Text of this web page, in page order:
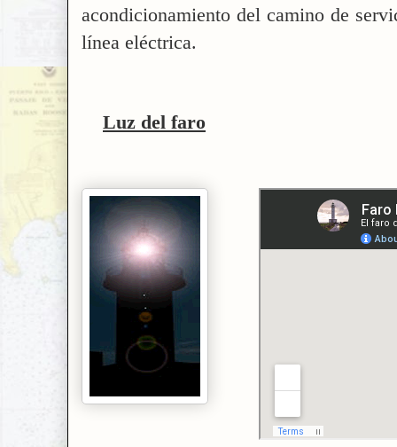
acondicionamiento del camino de
línea eléctrica.
Luz del faro